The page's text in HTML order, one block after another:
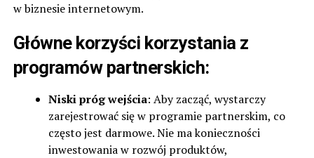
w biznesie internetowym.
Główne korzyści korzystania z
programów partnerskich:
Niski próg wejścia: Aby zacząć, wystarczy
zarejestrować się w programie partnerskim, co
często jest darmowe. Nie ma konieczności
inwestowania w rozwój produktów,